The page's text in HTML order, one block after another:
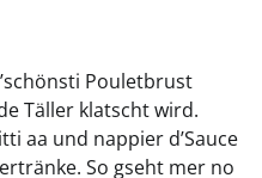
Pouletbrust
Täller klatscht wird.
aa und nappier d’Sauce
So gseht mer no